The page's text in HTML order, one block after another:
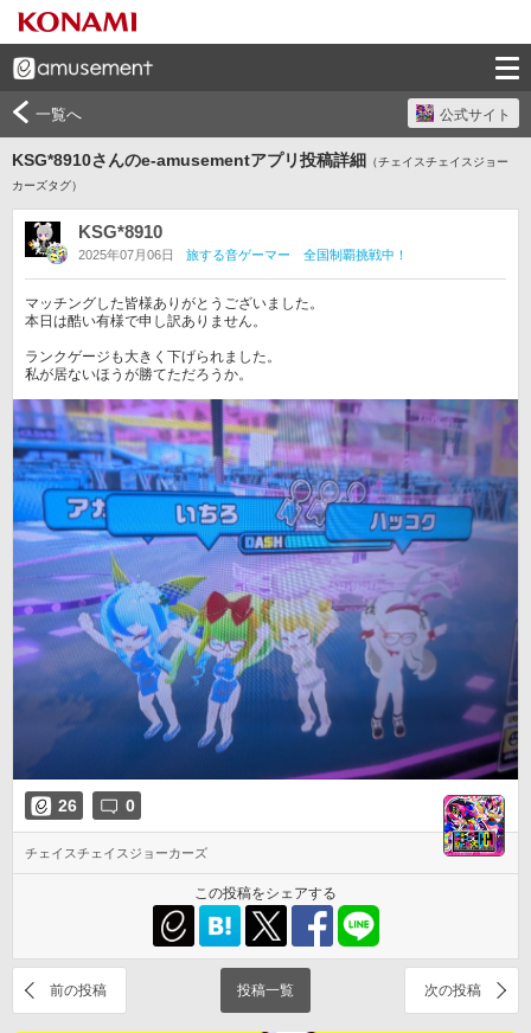
一覧へ 公式サイト
KSG*8910さんのe-amusementアプリ投稿詳細 （チェイスチェイスジョー
カーズタグ）
KSG*8910
2025年07月06日 旅する音ゲーマー 全国制覇挑戦中！
マッチングした皆様ありがとうございました。
本日は酷い有様で申し訳ありません。
ランクゲージも大きく下げられました。
私が居ないほうが勝てただろうか。
26 0
チェイスチェイスジョーカーズ
この投稿をシェアする
前の投稿 投稿一覧 次の投稿